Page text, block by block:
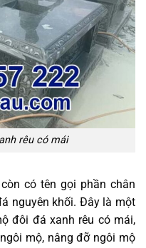
rêu có mái
có tên gọi phần chân
nguyên khối. Đây là một
đôi đá xanh rêu có mái,
mộ, nâng đỡ ngôi mộ